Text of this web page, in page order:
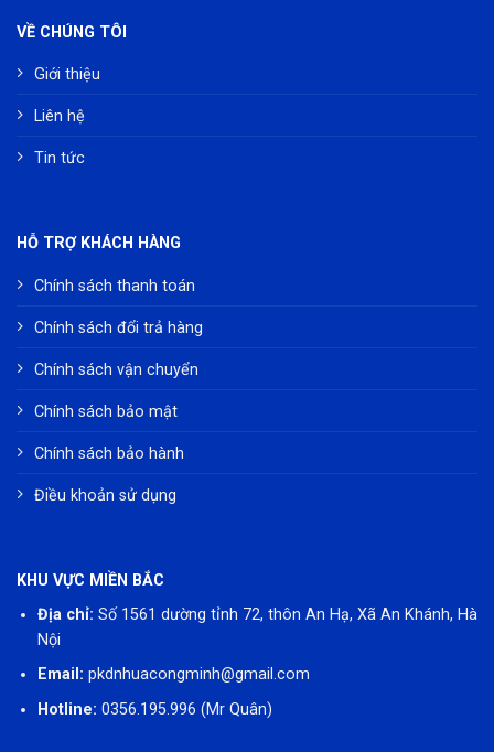
VỀ CHÚNG TÔI
Giới thiệu
Liên hệ
Tin tức
HỖ TRỢ KHÁCH HÀNG
Chính sách thanh toán
Chính sách đổi trả hàng
Chính sách vận chuyển
Chính sách bảo mật
Chính sách bảo hành
Điều khoản sử dụng
KHU VỰC MIỀN BẮC
Địa chỉ: Số 1561 dường tỉnh 72, thôn An Hạ, Xã An Khánh, Hà
Nội
Email: pkdnhuacongminh@gmail.com
Hotline: 0356.195.996 (Mr Quân)